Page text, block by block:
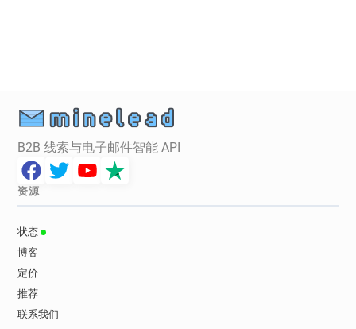
B2B 线索与电子邮件智能 API
资源
状态
博客
定价
推荐
联系我们